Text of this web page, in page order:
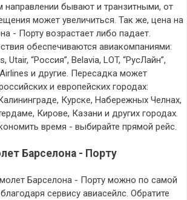
бывают и транзитными, от
может увеличиться. Так же, цена на
- Порту возрастает либо падает.
обеспечиваются авиакомпаниями:
Utair, “Россия”, Belavia, LOT, “РусЛайн”,
Airlines и другие. Пересадка может
и европейских городах:
Курске, Набережных Челнах,
Кирове, Казани и других городах.
время - выбирайте прямой рейс.
Барселона - Порту
Барселона - Порту можно по самой
сервису авиасейлс. Обратите